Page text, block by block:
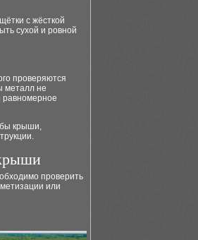
с жёсткой
сухой и ровной
проверяются
металл не
равномерное
крыши,
проверить
или